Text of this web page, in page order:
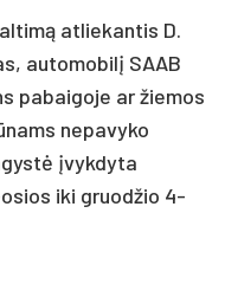
atliekantis D.
automobilį SAAB
pabaigoje ar žiemos
nepavyko
įvykdyta
iki gruodžio 4-